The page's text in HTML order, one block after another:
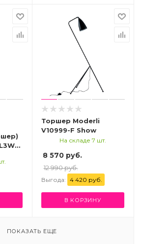
Торшер Moderli
V10999-F Show
На складе 7 шт.
8 570 руб.
12 990 руб.
Выгода: 4 420 руб.
В КОРЗИНУ
ПОКАЗАТЬ ЕЩЕ